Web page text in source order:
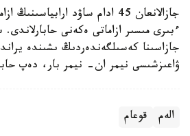
جازالانعان 45 ادام ساۋد
ءبىرى مىسىر ازاماتى ەكەنى حابارلاندى.
جازاسىنا كەسىلگەندەردىڭ ىشىندە
ۋاعىزشىسى نيمر ان- نيمر بار، دەپ
الەم قوعام